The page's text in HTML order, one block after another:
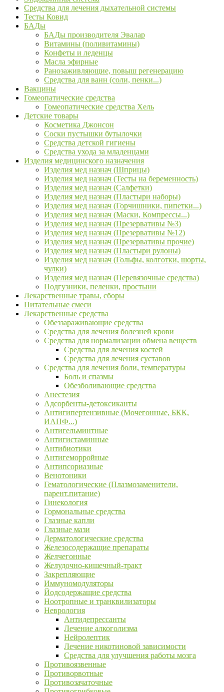
Средства для лечения дыхательной системы
Тесты Ковид
БАДы
БАДы производителя Эвалар
Витамины (поливитамины)
Конфеты и леденцы
Масла эфирные
Ранозаживляющие, повыш регенерацию
Средства для ванн (соли, пенки...)
Вакцины
Гомеопатические средства
Гомеопатические средства Хель
Детские товары
Косметика Джонсон
Соски пустышки бутылочки
Средства детской гигиены
Средства ухода за младенцами
Изделия медицинского назначения
Изделия мед назнач (Шприцы)
Изделия мед назнач (Тесты на беременность)
Изделия мед назнач (Салфетки)
Изделия мед назнач (Пластыри наборы)
Изделия мед назнач (Горчишники, пипетки...)
Изделия мед назнач (Маски, Компрессы...)
Изделия мед назнач (Презервативы №3)
Изделия мед назнач (Презервативы №12)
Изделия мед назнач (Презервативы прочие)
Изделия мед назнач (Пластыри рулоны)
Изделия мед назнач (Гольфы, колготки, шорты,
чулки)
Изделия мед назнач (Перевязочные средства)
Подгузники, пеленки, простыни
Лекарственные травы, сборы
Питательные смеси
Лекарственные средства
Обеззараживающие средства
Средства для лечения болезней крови
Средства для нормализации обмена веществ
Средства для лечения костей
Средства для лечения суставов
Средства для лечения боли, температуры
Боль и спазмы
Обезболивающие средства
Анестезия
Адсорбенты-детоксиканты
Антигипертензивные (Мочегонные, БКК,
ИАПФ...)
Антигельминтные
Антигистаминные
Антибиотики
Антигеморройные
Антипсориазные
Венотоники
Гематологические (Плазмозаменители,
парент.питание)
Гинекология
Гормональные средства
Глазные капли
Глазные мази
Дерматологические средства
Железосодержащие препараты
Желчегонные
Желудочно-кишечный-тракт
Закрепляющие
Иммуномодуляторы
Йодсодержащие средства
Ноотропные и транквилизаторы
Неврология
Антидепрессанты
Лечение алкоголизма
Нейролептик
Лечение никотиновой зависимости
Средства для улучшения работы мозга
Противоязвенные
Противорвотные
Противозачаточные